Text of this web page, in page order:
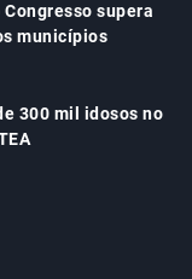
supera
municípios
300 mil idosos no